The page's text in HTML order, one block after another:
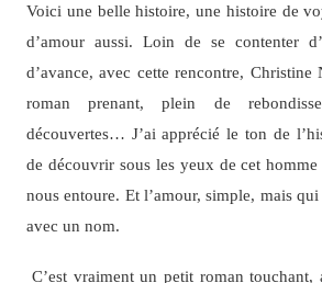
Voici une belle histoire, une histoire de
d’amour aussi. Loin de se contenter
d’avance, avec cette rencontre, Christine
roman prenant, plein de
découvertes… J’ai apprécié le ton de
de découvrir sous les yeux de cet
nous entoure. Et l’amour, simple, mais
avec un nom.
C’est vraiment un petit roman touchant,